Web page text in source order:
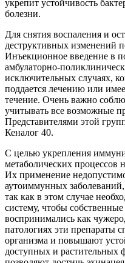
укрепит устойчивость
болезни.
Для снятия воспаления и
деструктивных изменений
Инъекционное введение в
амбулаторно-
исключительных случаях,
поддается лечению или
течение. Очень важно
учитывать все возможные
Представителями этой
Кеналог 40.
С целью укрепления
метаболических процессов
Их применение
аутоиммунных
так как в этом случае
систему, чтобы
воспринимались как
патологиях эти препараты
организма и повышают
доступных и растительных